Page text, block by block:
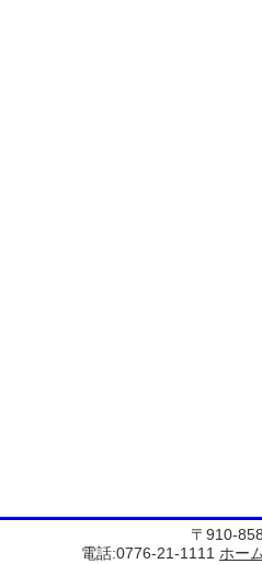
〒910-
電話:0776-21-1111 ホー